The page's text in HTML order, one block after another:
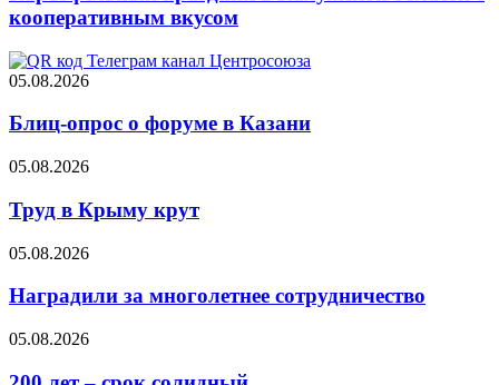
кооперативным вкусом
05.08.2026
Блиц-опрос о форуме в Казани
05.08.2026
Труд в Крыму крут
05.08.2026
Наградили за многолетнее сотрудничество
05.08.2026